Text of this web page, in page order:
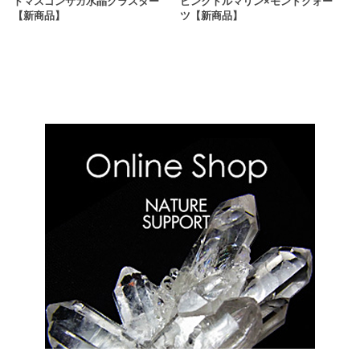
【新商品】
ツ【新商品】